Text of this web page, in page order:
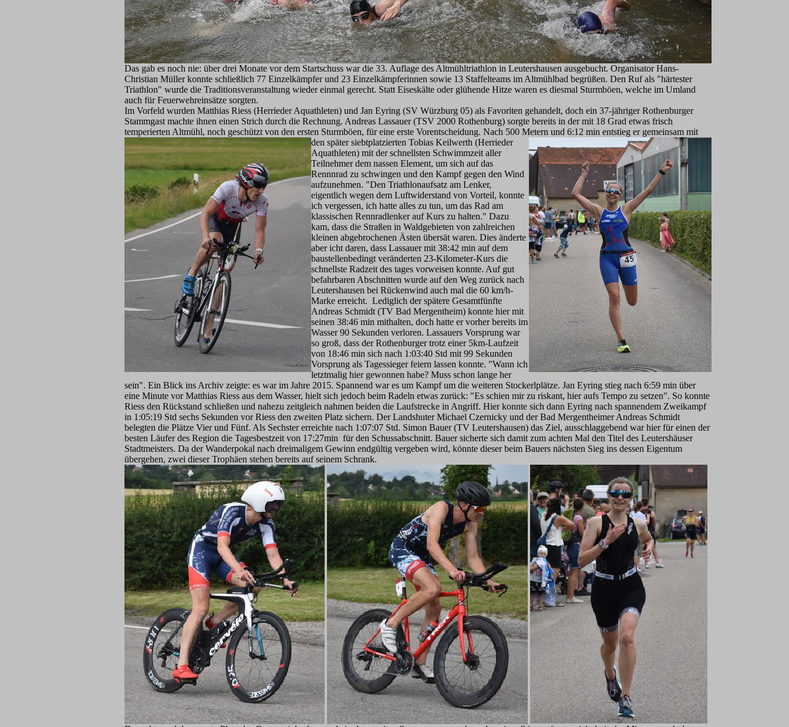
Das gab es noch nie: über drei Monate vor dem Startschuss war die 33. Auflage des Altmühltriathlon in Leutershausen ausgebucht. Organisator Hans-
Christian Müller konnte schließlich 77 Einzelkämpfer und 23 Einzelkämpferinnen sowie 13 Staffelteams im Altmühlbad begrüßen. Den Ruf als "härtester
Triathlon" wurde die Traditionsveranstaltung wieder einmal gerecht. Statt Eiseskälte oder glühende Hitze waren es diesmal Sturmböen, welche im Umland
auch für Feuerwehreinsätze sorgten.
Im Vorfeld wurden Matthias Riess (Herrieder Aquathleten) und Jan Eyring (SV Würzburg 05) als Favoriten gehandelt, doch ein 37-jähriger Rothenburger
Stammgast machte ihnen einen Strich durch die Rechnung. Andreas Lassauer (TSV 2000 Rothenburg) sorgte bereits in der mit 18 Grad etwas frisch
temperierten Altmühl, noch geschützt von den ersten Sturmböen, für eine erste Vorentscheidung. Nach 500 Metern und 6:12 min entstieg er gemeinsam mit
den später siebtplatzierten Tobias Keilwerth (Herrieder
Aquathleten) mit der schnellsten Schwimmzeit aller
Teilnehmer dem nassen Element, um sich auf das
Rennnrad zu schwingen und den Kampf gegen den Wind
aufzunehmen. "Den Triathlonaufsatz am Lenker,
eigentlich wegen dem Luftwiderstand von Vorteil, konnte
ich vergessen, ich hatte alles zu tun, um das Rad am
klassischen Rennradlenker auf Kurs zu halten." Dazu
kam, dass die Straßen in Waldgebieten von zahlreichen
kleinen abgebrochenen Ästen übersät waren. Dies änderte
aber icht daren, dass Lassauer mit 38:42 min auf dem
baustellenbedingt veränderten 23-Kilometer-Kurs die
schnellste Radzeit des tages vorweisen konnte. Auf gut
befahrbaren Abschnitten wurde auf den Weg zurück nach
Leutershausen bei Rückenwind auch mal die 60 km/h-
Marke erreicht. Lediglich der spätere Gesamtfünfte
Andreas Schmidt (TV Bad Mergentheim) konnte hier mit
seinen 38:46 min mithalten, doch hatte er vorher bereits im
Wasser 90 Sekunden verloren. Lassauers Vorsprung war
so groß, dass der Rothenburger trotz einer 5km-Laufzeit
von 18:46 min sich nach 1:03:40 Std mit 99 Sekunden
Vorsprung als Tagessieger feiern lassen konnte. "Wann ich
letztmalig hier gewonnen habe? Muss schon lange her
sein". Ein Blick ins Archiv zeigte: es war im Jahre 2015. Spannend war es um Kampf um die weiteren Stockerlplätze. Jan Eyring stieg nach 6:59 min über
eine Minute vor Matthias Riess aus dem Wasser, hielt sich jedoch beim Radeln etwas zurück: "Es schien mir zu riskant, hier aufs Tempo zu setzen". So konnte
Riess den Rückstand schließen und nahezu zeitgleich nahmen beiden die Laufstrecke in Angriff. Hier konnte sich dann Eyring nach spannendem Zweikampf
in 1:05:19 Std sechs Sekunden vor Riess den zweiten Platz sichern. Der Landshuter Michael Czernicky und der Bad Mergentheimer Andreas Schmidt
belegten die Plätze Vier und Fünf. Als Sechster erreichte nach 1:07:07 Std. Simon Bauer (TV Leutershausen) das Ziel, ausschlaggebend war hier für einen der
besten Läufer des Region die Tagesbestzeit von 17:27min für den Schussabschnitt. Bauer sicherte sich damit zum achten Mal den Titel des Leutershäuser
Stadtmeisters. Da der Wanderpokal nach dreimaligem Gewinn endgültig vergeben wird, könnte dieser beim Bauers nächsten Sieg ins dessen Eigentum
übergehen, zwei dieser Trophäen stehen bereits auf seinem Schrank.